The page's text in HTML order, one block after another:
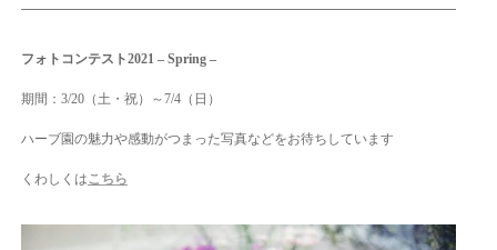
フォトコンテスト2021 – Spring –
期間：3/20（土・祝）～7/4（日）
ハーブ園の魅力や感動がつまった写真などをお待ちしています
くわしくはこちら